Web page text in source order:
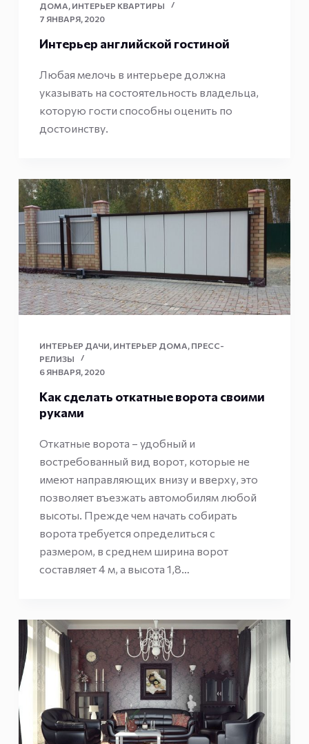
ДОМА ИНТЕРЬЕР КВАРТИРЫ
7 ЯНВАРЯ, 2020
Интерьер английской гостиной
Любая мелочь в интерьере должна
указывать на состоятельность владельца,
которую гости способны оценить по
достоинству.
ИНТЕРЬЕР ДАЧИ ИНТЕРЬЕР ДОМА ПРЕСС-
РЕЛИЗЫ
6 ЯНВАРЯ, 2020
Как сделать откатные ворота своими
руками
Откатные ворота – удобный и
востребованный вид ворот, которые не
имеют направляющих внизу и вверху, это
позволяет въезжать автомобилям любой
высоты. Прежде чем начать собирать
ворота требуется определиться с
размером, в среднем ширина ворот
составляет 4 м, а высота 1,8…